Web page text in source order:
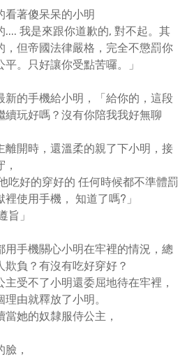
看著傻呆呆的小明
.... 我是來跟你道歉的, 對不起。其
，但帝國法律嚴格，完全不懲罰你
。只好讓你受點苦囉。」
新的手機給小明，「給你的，這段
續玩好嗎？沒有你陪我我好無聊
離開時，還溫柔的親了下小明，接
吃好的穿好的 任何時候都不準體罰
使用手機， 知道了嗎?」
旨」
用手機關心小明在牢裡的情況，總
負？有沒有吃好穿好？
受不了小明還委屈地待在牢裡，
由就釋放了小明。
她的奴隸服侍公主，
，